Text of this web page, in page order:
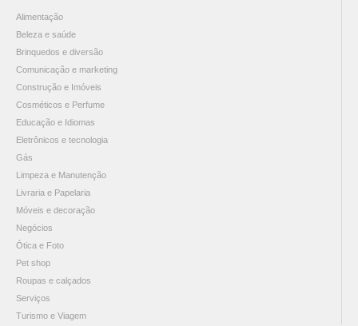
Alimentação
Beleza e saúde
Brinquedos e diversão
Comunicação e marketing
Construção e Imóveis
Cosméticos e Perfume
Educação e Idiomas
Eletrônicos e tecnologia
Gás
Limpeza e Manutenção
Livraria e Papelaria
Móveis e decoração
Negócios
Ótica e Foto
Pet shop
Roupas e calçados
Serviços
Turismo e Viagem